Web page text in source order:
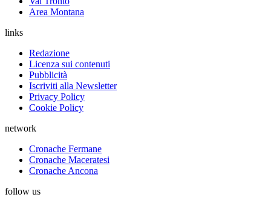
Area Montana
links
Redazione
Licenza sui contenuti
Pubblicità
Iscriviti alla Newsletter
Privacy Policy
Cookie Policy
network
Cronache Fermane
Cronache Maceratesi
Cronache Ancona
follow us